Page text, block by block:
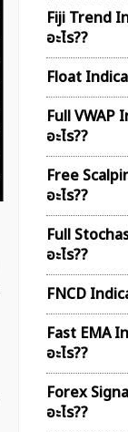
Fiji Trend
อะไร??
Float
Full VWAP
อะไร??
Free
อะไร??
Full
อะไร??
FNCD
Fast EMA
อะไร??
Forex
อะไร??